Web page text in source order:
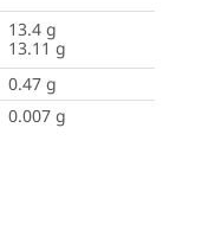
13.4 g
13.11 g
0.47 g
0.007 g